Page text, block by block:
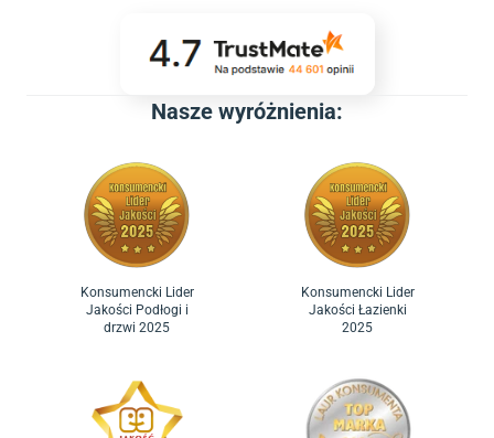
Nasze wyróżnienia:
Konsumencki Lider
Jakości Podłogi i
drzwi 2025
Konsumencki Lider
Jakości Łazienki
2025